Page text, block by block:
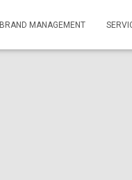
BRAND MANAGEMENT